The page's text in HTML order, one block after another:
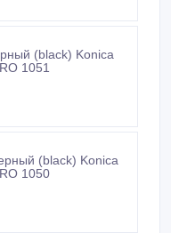
(black) Konica
1051
(black) Konica
1050